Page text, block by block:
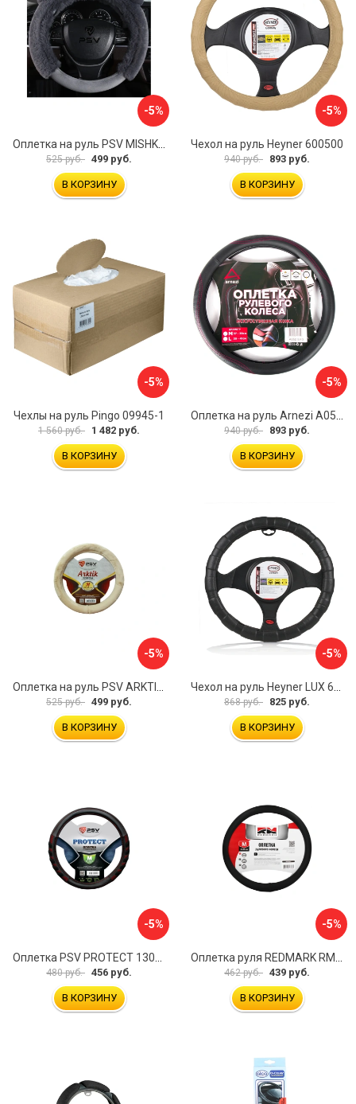
-5%
525 руб. 499 руб.
В КОРЗИНУ
-5%
Чехол на руль Heyner 600500
940 руб. 893 руб.
В КОРЗИНУ
-5%
Чехлы на руль Pingo 09945-1
1 560 руб. 1 482 руб.
В КОРЗИНУ
-5%
940 руб. 893 руб.
В КОРЗИНУ
-5%
525 руб. 499 руб.
В КОРЗИНУ
-5%
868 руб. 825 руб.
В КОРЗИНУ
-5%
Оплетка PSV PROTECT 130503
480 руб. 456 руб.
В КОРЗИНУ
-5%
Оплетка руля REDMARK RM78002
462 руб. 439 руб.
В КОРЗИНУ